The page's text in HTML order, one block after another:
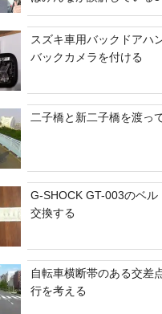
スズキ車用バックドアハ
バックカメラを付ける
二子橋と新二子橋を渡っ
G-SHOCK GT-003のベル
交換する
自転車横断帯のある交差
行を考える